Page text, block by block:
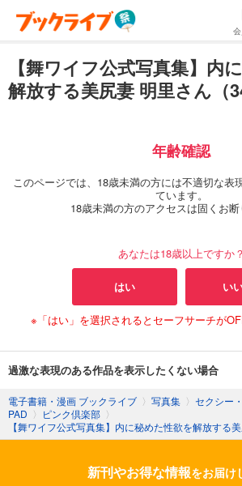
【舞ワイフ公式写真集】内
解放する美尻妻 明里さん（
年齢確認
このページでは、18歳未満の方には不適切な表
ています。
18歳未満の方のアクセスは固くお断
あなたは18歳以上ですか？
はい い
※「はい」を選択されるとセーフサーチが
過激な表現のある作品を表示したくない場合
電子書籍・漫画 ブックライブ 〉 写真集 〉 セクシー
PAD 〉 ピンク倶楽部 〉
【舞ワイフ公式写真集】内に秘めた性欲を解放する
新刊やお得な情報をお届け